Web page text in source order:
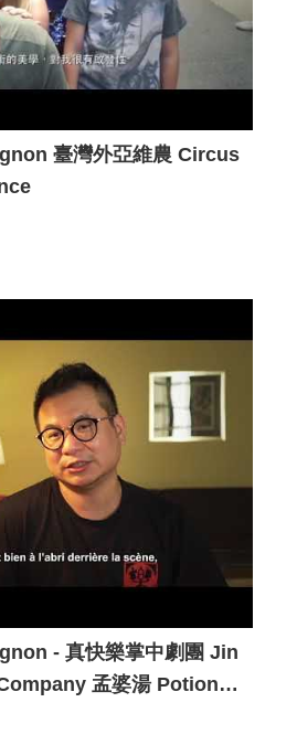
臺灣外亞維農 Circus
- 真快樂掌中劇團 Jin
孟婆湯 Potion